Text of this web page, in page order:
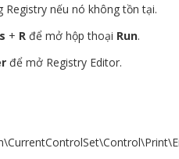
Registry nếu nó không tồn tại.
+ R để mở hộp thoại Run.
để mở Registry Editor.